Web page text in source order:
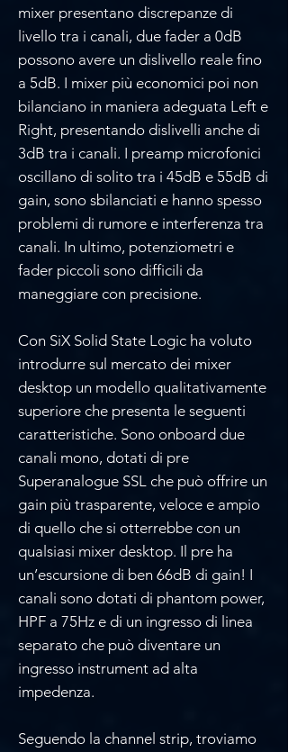
mixer presentano discrepanze di
livello tra i canali, due fader a 0dB
possono avere un dislivello reale fino
a 5dB. I mixer più economici poi non
bilanciano in maniera adeguata Left e
Right, presentando dislivelli anche di
3dB tra i canali. I preamp microfonici
oscillano di solito tra i 45dB e 55dB di
gain, sono sbilanciati e hanno spesso
problemi di rumore e interferenza tra
canali. In ultimo, potenziometri e
fader piccoli sono difficili da
maneggiare con precisione.
Con SiX Solid State Logic ha voluto
introdurre sul mercato dei mixer
desktop un modello qualitativamente
superiore che presenta le seguenti
caratteristiche. Sono onboard due
canali mono, dotati di pre
Superanalogue SSL che può offrire un
gain più trasparente, veloce e ampio
di quello che si otterrebbe con un
qualsiasi mixer desktop. Il pre ha
un’escursione di ben 66dB di gain! I
canali sono dotati di phantom power,
HPF a 75Hz e di un ingresso di linea
separato che può diventare un
ingresso instrument ad alta
impedenza.
Seguendo la channel strip, troviamo